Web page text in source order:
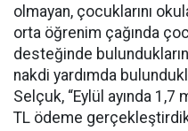
olmayan, çocuklarını
orta öğrenim çağında
desteğinde
nakdi yardımda
Selçuk, “Eylül ayında
TL ödeme